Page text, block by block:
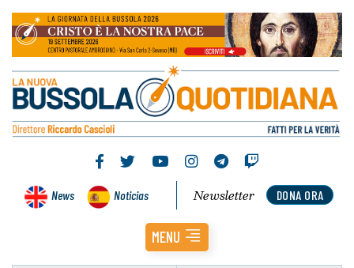
News Noticias DONA ORA
Newsletter
MENU